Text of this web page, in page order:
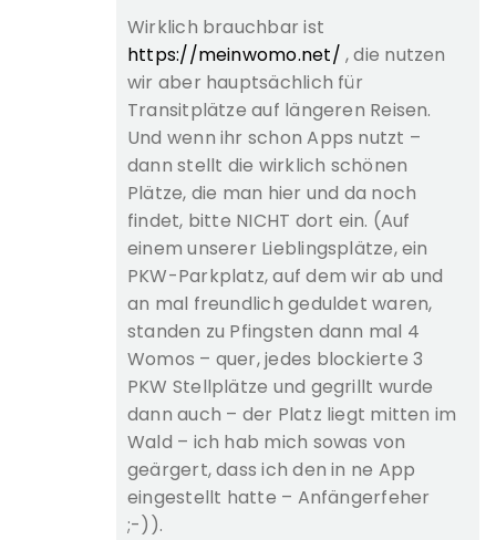
Wirklich brauchbar ist
https://meinwomo.net/ , die nutzen
wir aber hauptsächlich für
Transitplätze auf längeren Reisen.
Und wenn ihr schon Apps nutzt –
dann stellt die wirklich schönen
Plätze, die man hier und da noch
findet, bitte NICHT dort ein. (Auf
einem unserer Lieblingsplätze, ein
PKW-Parkplatz, auf dem wir ab und
an mal freundlich geduldet waren,
standen zu Pfingsten dann mal 4
Womos – quer, jedes blockierte 3
PKW Stellplätze und gegrillt wurde
dann auch – der Platz liegt mitten im
Wald – ich hab mich sowas von
geärgert, dass ich den in ne App
eingestellt hatte – Anfängerfeher
;-)).